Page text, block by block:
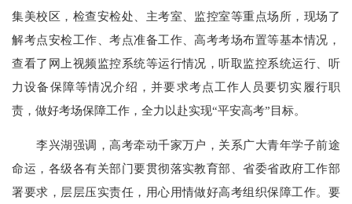
集美校区，检查安检处、主考室、监控室等重点场所，现场了
解考点安检工作、考点准备工作、高考考场布置等基本情况，
查看了网上视频监控系统等运行情况，听取监控系统运行、听
力设备保障等情况介绍，并要求考点工作人员要切实履行职
责，做好考场保障工作，全力以赴实现“平安高考”目标。
李兴湖强调，高考牵动千家万户，关系广大青年学子前途
命运，各级各有关部门要贯彻落实教育部、省委省政府工作部
署要求，层层压实责任，用心用情做好高考组织保障工作。要